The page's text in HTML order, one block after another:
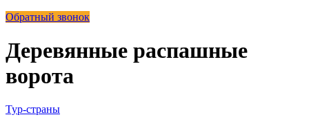
Обратный звонок
Деревянные распашные
ворота
Тур-страны